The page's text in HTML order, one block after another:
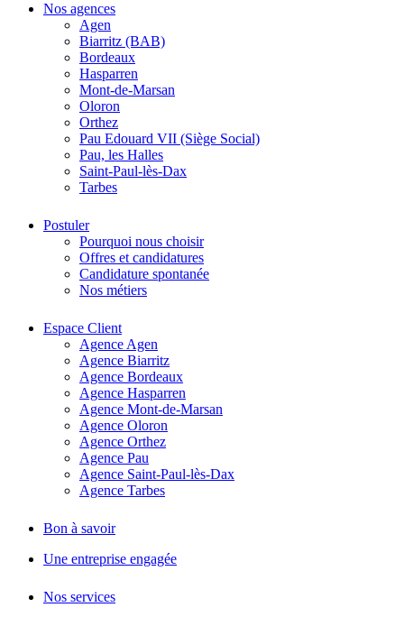
Nos agences
Agen
Biarritz (BAB)
Bordeaux
Hasparren
Mont-de-Marsan
Oloron
Orthez
Pau Edouard VII (Siège Social)
Pau, les Halles
Saint-Paul-lès-Dax
Tarbes
Postuler
Pourquoi nous choisir
Offres et candidatures
Candidature spontanée
Nos métiers
Espace Client
Agence Agen
Agence Biarritz
Agence Bordeaux
Agence Hasparren
Agence Mont-de-Marsan
Agence Oloron
Agence Orthez
Agence Pau
Agence Saint-Paul-lès-Dax
Agence Tarbes
Bon à savoir
Une entreprise engagée
Nos services